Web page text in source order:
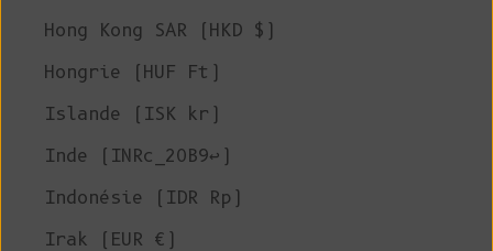
Hong Kong SAR (HKD $)
Hongrie (HUF Ft)
Islande (ISK kr)
Inde (INRc_20B9↩)
Indonésie (IDR Rp)
Irak (EUR €)